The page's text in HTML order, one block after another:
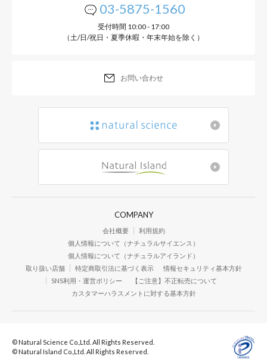
03-5875-1560
受付時間 10:00 - 17:00
（土/日/祝日・夏季休暇・年末年始を除く）
お問い合わせ
COMPANY
会社概要
利用規約
個人情報について（ナチュラルサイエンス）
個人情報について（ナチュラルアイランド）
取り扱い店舗
特定商取引法に基づく表示
情報セキュリティ基本方針
SNS利用・運営ポリシー
【ご注意】不正転売について
カスタマーハラスメントに対する基本方針
© Natural Science Co.,Ltd. All Rights Reserved.
© Natural Island Co.,Ltd. All Rights Reserved.